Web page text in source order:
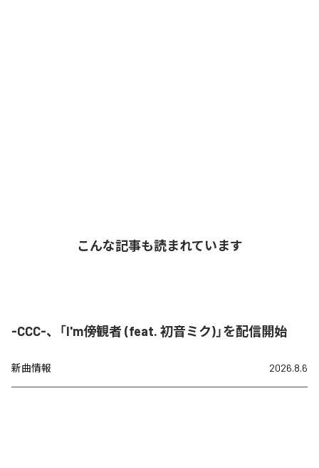
こんな記事も読まれています
-CCC-、「I'm傍観者 (feat. 初音ミク)」を配信開始
新曲情報 2026.8.6